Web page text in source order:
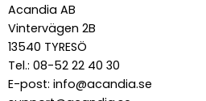
Acandia AB
Vintervägen 2B
13540 TYRESÖ
Tel.: 08-52 22 40 30
E-post: info@acandia.se